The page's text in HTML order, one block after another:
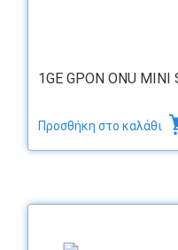
1GE GPON ONU MINI
Προσθήκη στο καλάθι